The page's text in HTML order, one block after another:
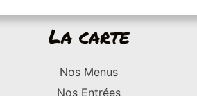
La carte
Nos Menus
Nos Entrées